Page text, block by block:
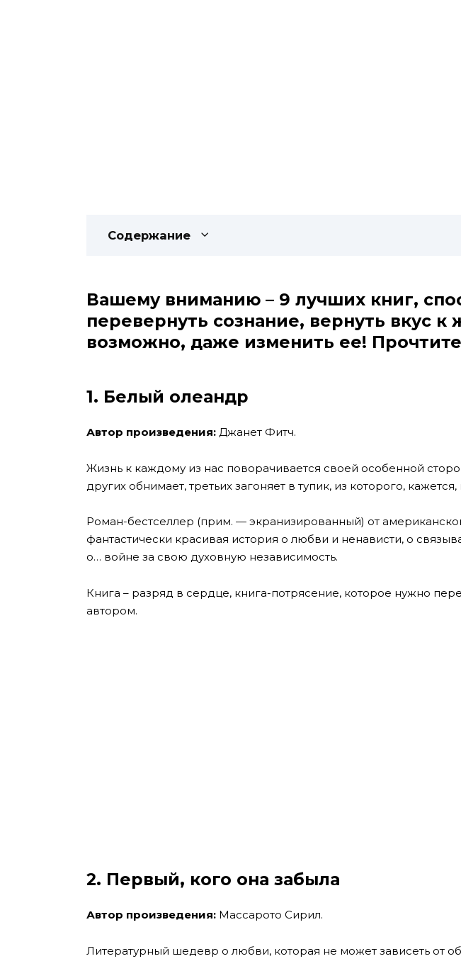
Содержание
Вашему вниманию – 9 лучших книг,
перевернуть сознание, вернуть вкус к
возможно, даже изменить ее!
1. Белый олеандр
Автор произведения: Джанет Фитч.
Жизнь к каждому из нас поворачивается своей особенной
других обнимает, третьих загоняет в тупик, из которого,
Роман-бестселлер (прим. — экранизированный) от
фантастически красивая история о любви и ненависти, о
о… войне за свою духовную независимость.
Книга – разряд в сердце, книга-потрясение, которое нужно
автором.
2. Первый, кого она забыла
Автор произведения: Массарото Сирил.
Литературный шедевр о любви, которая не может зависеть от